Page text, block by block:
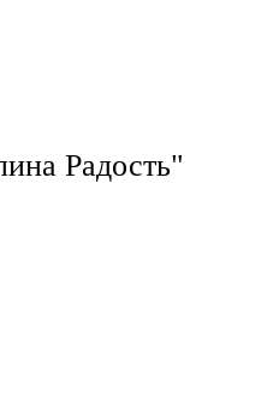
Радость"